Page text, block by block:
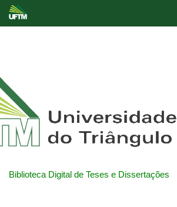
Biblioteca Digital de Teses e Dissertações